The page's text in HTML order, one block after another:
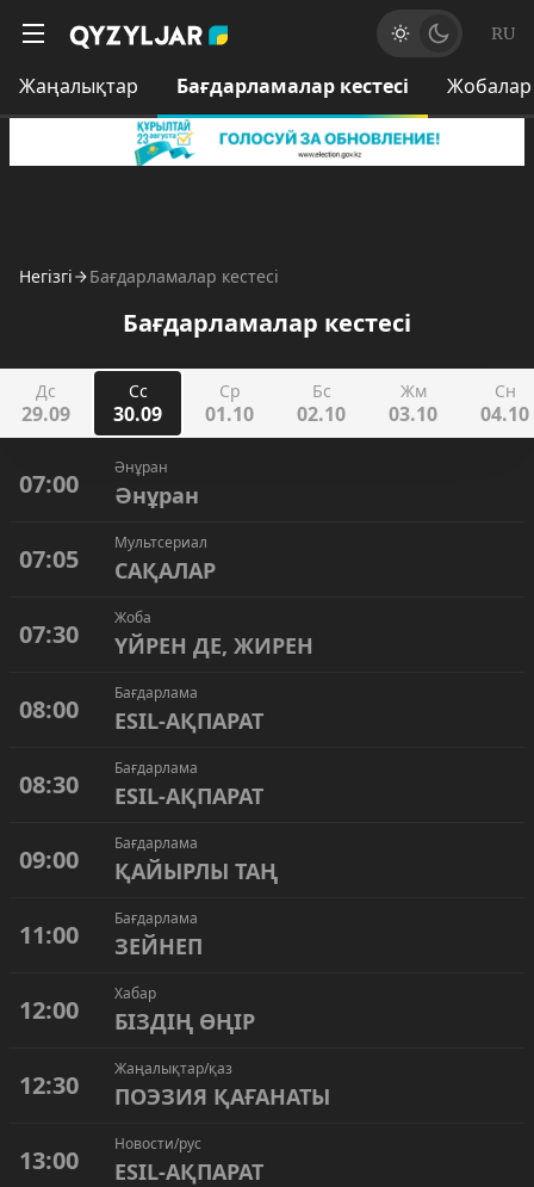
RU
Жаңалықтар Бағдарламалар кестесі Жобалар
Негізгі Бағдарламалар кестесі
Бағдарламалар кестесі
Дс
29.09
Сс
30.09
Ср
01.10
Бс
02.10
Жм
03.10
Сн
04.10
07:00
Әнұран
Әнұран
07:05
Мультсериал
САҚАЛАР
07:30
Жоба
ҮЙРЕН ДЕ, ЖИРЕН
08:00
Бағдарлама
ESIL-АҚПАРАТ
08:30
Бағдарлама
ESIL-АҚПАРАТ
09:00
Бағдарлама
ҚАЙЫРЛЫ ТАҢ
11:00
Бағдарлама
ЗЕЙНЕП
12:00
Хабар
БІЗДІҢ ӨҢІР
12:30
Жаңалықтар/қаз
ПОЭЗИЯ ҚАҒАНАТЫ
13:00
Новости/рус
ESIL-АҚПАРАТ